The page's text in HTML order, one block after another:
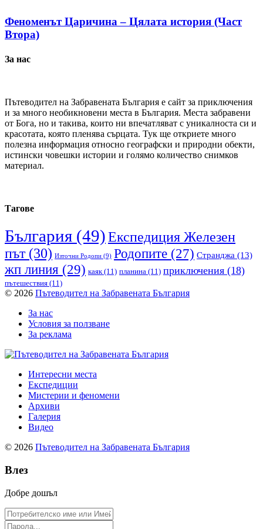
Феноменът Царичина – Цялата история (Част
Втора)
За нас
Пътеводител на Забравената България е сайт за приключения
и за много необикновени места в България. Места забравени
от Бога, но и такива, които ни впечатляват с уникалноста си и
красотата, която пленява сърцата. Тук ще откриете много
полезна информация относно географски и природни обекти,
истински човешки истории и голямо количество снимков
материал.
Тагове
България (49)Експедиция Железен
път(30) Източни Родопи (9) Родопите (27) Странджа (13)
жп линия (29) каяк(11) планина (11) приключения (18)
пътешествия (11)
© 2026 Пътеводител на Забравената България
За нас
Условия за ползване
За реклама
Интересни места
Експедиции
Мистерии и феномени
Архиви
Галерия
Видео
© 2026 Пътеводител на Забравената България
Влез
Добре дошъл